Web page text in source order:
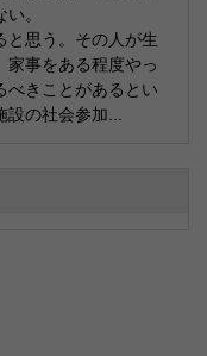
。
思う。その人が生
家事をある程度やっ
べきことがあるとい
の社会参加...